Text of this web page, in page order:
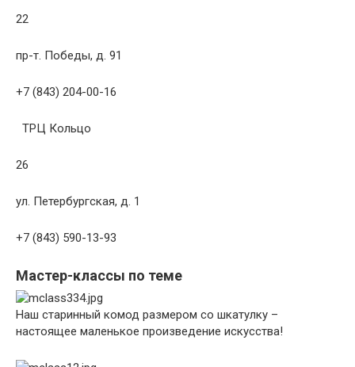
22
пр-т. Победы, д. 91
+7 (843) 204-00-16
ТРЦ Кольцо
26
ул. Петербургская, д. 1
+7 (843) 590-13-93
Мастер-классы по теме
Наш старинный комод размером со шкатулку –
настоящее маленькое произведение искусства!